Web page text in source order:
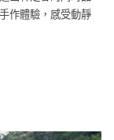
作體驗，感受動靜